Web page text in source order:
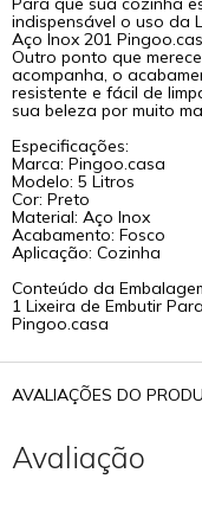
indispensável o uso da
Aço Inox 201
Outro ponto que
acompanha, o
resistente e fácil de
sua beleza por muito
Especificações:
Marca: Pingoo.casa
Modelo: 5 Litros
Cor: Preto
Material: Aço Inox
Acabamento: Fosco
Aplicação: Cozinha
Conteúdo da
1 Lixeira de Embutir
Pingoo.casa
AVALIAÇÕES DO
Avaliação